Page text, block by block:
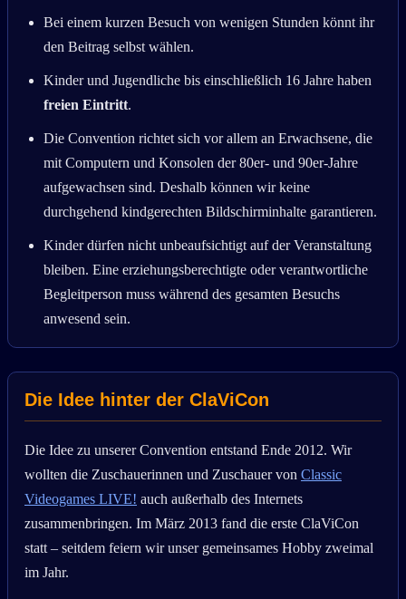
Bei einem kurzen Besuch von wenigen Stunden könnt ihr
den Beitrag selbst wählen.
Kinder und Jugendliche bis einschließlich 16 Jahre haben
freien Eintritt.
Die Convention richtet sich vor allem an Erwachsene, die
mit Computern und Konsolen der 80er- und 90er-Jahre
aufgewachsen sind. Deshalb können wir keine
durchgehend kindgerechten Bildschirminhalte garantieren.
Kinder dürfen nicht unbeaufsichtigt auf der Veranstaltung
bleiben. Eine erziehungsberechtigte oder verantwortliche
Begleitperson muss während des gesamten Besuchs
anwesend sein.
Die Idee hinter der ClaViCon
Die Idee zu unserer Convention entstand Ende 2012. Wir
wollten die Zuschauerinnen und Zuschauer von Classic
Videogames LIVE! auch außerhalb des Internets
zusammenbringen. Im März 2013 fand die erste ClaViCon
statt – seitdem feiern wir unser gemeinsames Hobby zweimal
im Jahr.